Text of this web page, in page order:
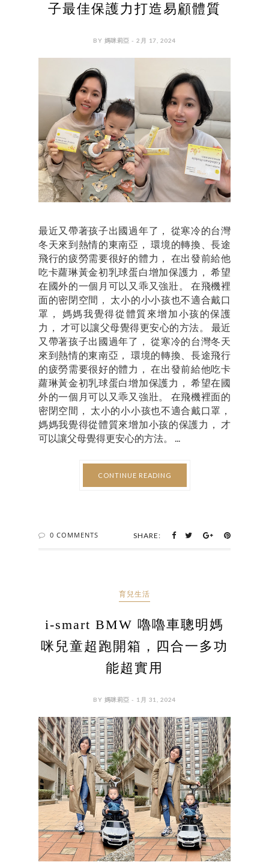
子最佳保護力打造易顧體質
BY 媽咪莉亞 - 2月 17, 2024
最近又帶著孩子出國過年了， 從寒冷的台灣
冬天來到熱情的東南亞， 環境的轉換、長途
飛行的疲勞需要很好的體力， 在出發前給他
吃卡蘿琳黃金初乳球蛋白增加保護力， 希望
在國外的一個月可以又乖又強壯。 在飛機裡
面的密閉空間， 太小的小小孩也不適合戴口
罩， 媽媽我覺得從體質來增加小孩的保護
力， 才可以讓父母覺得更安心的方法。 最近
又帶著孩子出國過年了， 從寒冷的台灣冬天
來到熱情的東南亞， 環境的轉換、長途飛行
的疲勞需要很好的體力， 在出發前給他吃卡
蘿琳黃金初乳球蛋白增加保護力， 希望在國
外的一個月可以又乖又強壯。 在飛機裡面的
密閉空間， 太小的小小孩也不適合戴口罩，
媽媽我覺得從體質來增加小孩的保護力， 才
可以讓父母覺得更安心的方法。 ...
CONTINUE READING
0 COMMENTS SHARE:
育兒生活
i-smart BMW 嚕嚕車聰明媽
咪兒童超跑開箱，四合一多功
能超實用
BY 媽咪莉亞 - 1月 31, 2024